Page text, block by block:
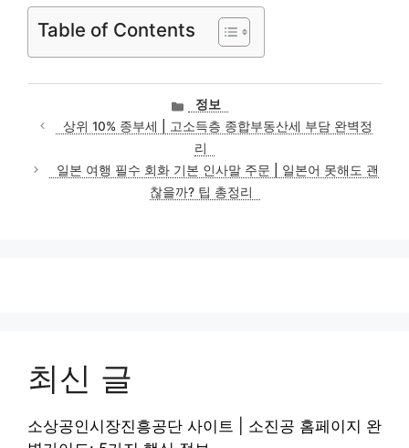
Table of Contents
카
테
고
리
정보
상위 10% 종부세 | 고소득층 종합부동산세 부담 완벽정
리
일본 여행 필수 회화 기본 인사말 주문 | 일본어 못해도 괜
찮을까? 팁 총정리
최신 글
소상공인시장진흥공단 사이트 | 소진공 홈페이지 완